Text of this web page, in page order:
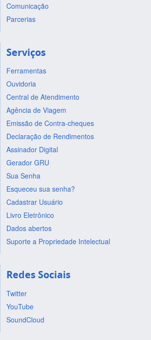
Comunicação
Parcerias
Serviços
Ferramentas
Ouvidoria
Central de Atendimento
Agência de Viagem
Emissão de Contra-cheques
Declaração de Rendimentos
Assinador Digital
Gerador GRU
Sua Senha
Esqueceu sua senha?
Cadastrar Usuário
Livro Eletrônico
Dados abertos
Suporte a Propriedade Intelectual
Redes Sociais
Twitter
YouTube
SoundCloud